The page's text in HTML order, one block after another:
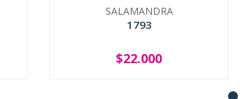
SALAMANDRA
1793
+
$22.000